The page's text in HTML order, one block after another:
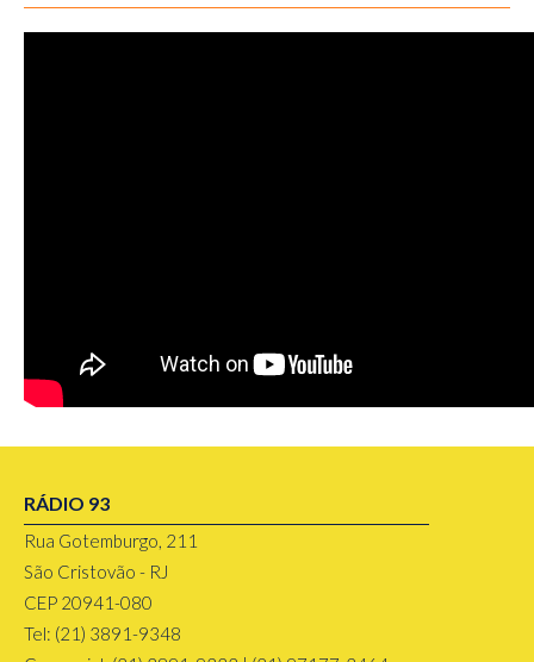
RÁDIO 93
Rua Gotemburgo, 211
São Cristovão - RJ
CEP 20941-080
Tel: (21) 3891-9348